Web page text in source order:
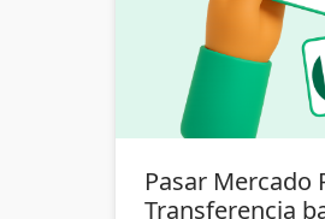
Pasar Mercado
Transferencia